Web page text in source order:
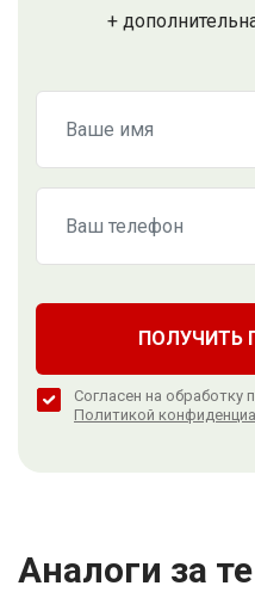
+
ПОЛУЧИТЬ
Согласен на обработку
Политикой
Аналоги за